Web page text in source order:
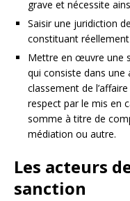
grave et nécessite
Saisir une juridiction
constituant
Mettre en œuvre une
qui consiste dans une
classement de
respect par le mis en
somme à titre de
médiation ou autre.
Les acteurs
sanction